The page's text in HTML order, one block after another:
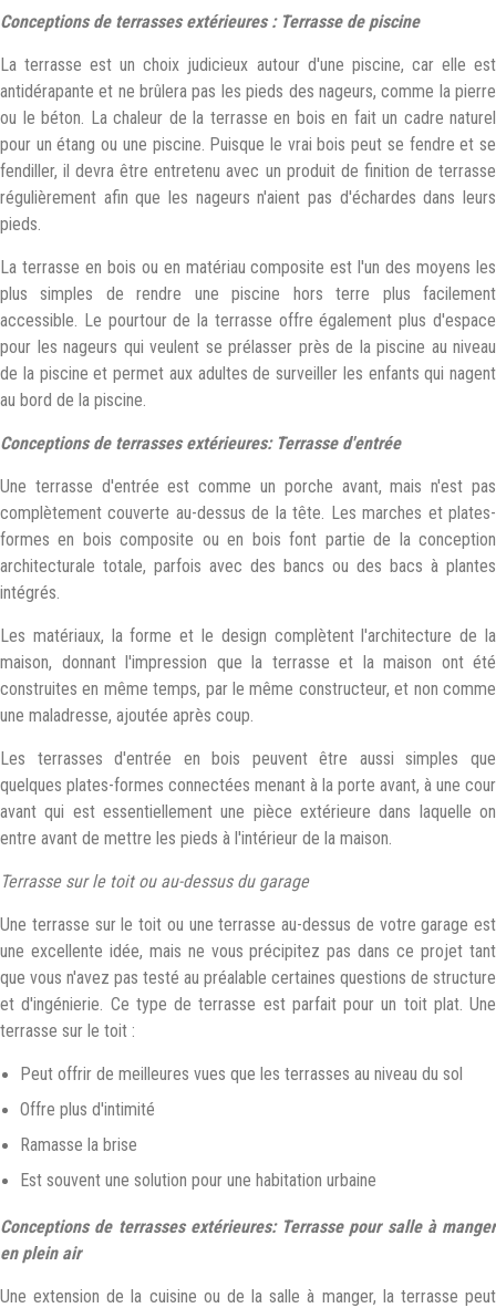
Conceptions de terrasses extérieures : Terrasse de piscine
La terrasse est un choix judicieux autour d'une piscine, car elle est
antidérapante et ne brûlera pas les pieds des nageurs, comme la pierre
ou le béton. La chaleur de la terrasse en bois en fait un cadre naturel
pour un étang ou une piscine. Puisque le vrai bois peut se fendre et se
fendiller, il devra être entretenu avec un produit de finition de terrasse
régulièrement afin que les nageurs n'aient pas d'échardes dans leurs
pieds.
La terrasse en bois ou en matériau composite est l'un des moyens les
plus simples de rendre une piscine hors terre plus facilement
accessible. Le pourtour de la terrasse offre également plus d'espace
pour les nageurs qui veulent se prélasser près de la piscine au niveau
de la piscine et permet aux adultes de surveiller les enfants qui nagent
au bord de la piscine.
Conceptions de terrasses extérieures: Terrasse d'entrée
Une terrasse d'entrée est comme un porche avant, mais n'est pas
complètement couverte au-dessus de la tête. Les marches et plates-
formes en bois composite ou en bois font partie de la conception
architecturale totale, parfois avec des bancs ou des bacs à plantes
intégrés.
Les matériaux, la forme et le design complètent l'architecture de la
maison, donnant l'impression que la terrasse et la maison ont été
construites en même temps, par le même constructeur, et non comme
une maladresse, ajoutée après coup.
Les terrasses d'entrée en bois peuvent être aussi simples que
quelques plates-formes connectées menant à la porte avant, à une cour
avant qui est essentiellement une pièce extérieure dans laquelle on
entre avant de mettre les pieds à l'intérieur de la maison.
Terrasse sur le toit ou au-dessus du garage
Une terrasse sur le toit ou une terrasse au-dessus de votre garage est
une excellente idée, mais ne vous précipitez pas dans ce projet tant
que vous n'avez pas testé au préalable certaines questions de structure
et d'ingénierie. Ce type de terrasse est parfait pour un toit plat. Une
terrasse sur le toit :
Peut offrir de meilleures vues que les terrasses au niveau du sol
Offre plus d'intimité
Ramasse la brise
Est souvent une solution pour une habitation urbaine
Conceptions de terrasses extérieures: Terrasse pour salle à manger
en plein air
Une extension de la cuisine ou de la salle à manger, la terrasse peut